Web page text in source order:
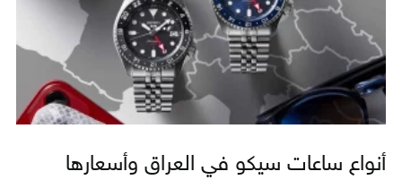
أنواع ساعات سيكو في العراق وأسعارها